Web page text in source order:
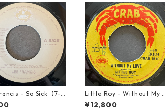
- So Sick【7-2
Little Roy - Without My L
ove【7-21990】
¥12,800